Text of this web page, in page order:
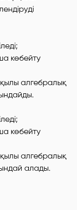
көбейту
алгебралық
көбейту
алгебралық
алады.